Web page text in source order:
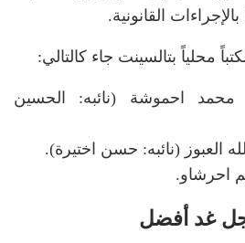
القانونية.
محلياً بتالسينت جاء كالتالي:
محمد احموشة (نائبه: الحسين
العبوز (نائبه: حسن اختيرة).
احرشاو.
غد أفضل